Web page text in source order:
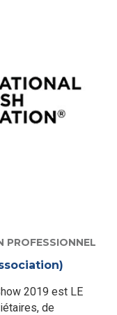
PROFESSIONNEL
2019 est LE
de